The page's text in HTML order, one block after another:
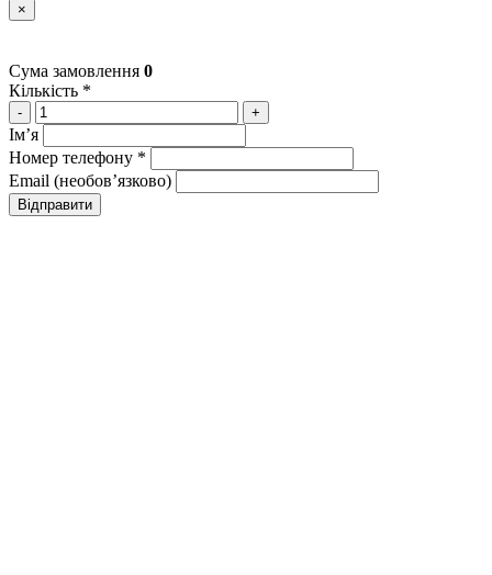
×
Сума замовлення 0
Кількість *
- +
Імʼя
Номер телефону *
Email (необовʼязково)
Відправити